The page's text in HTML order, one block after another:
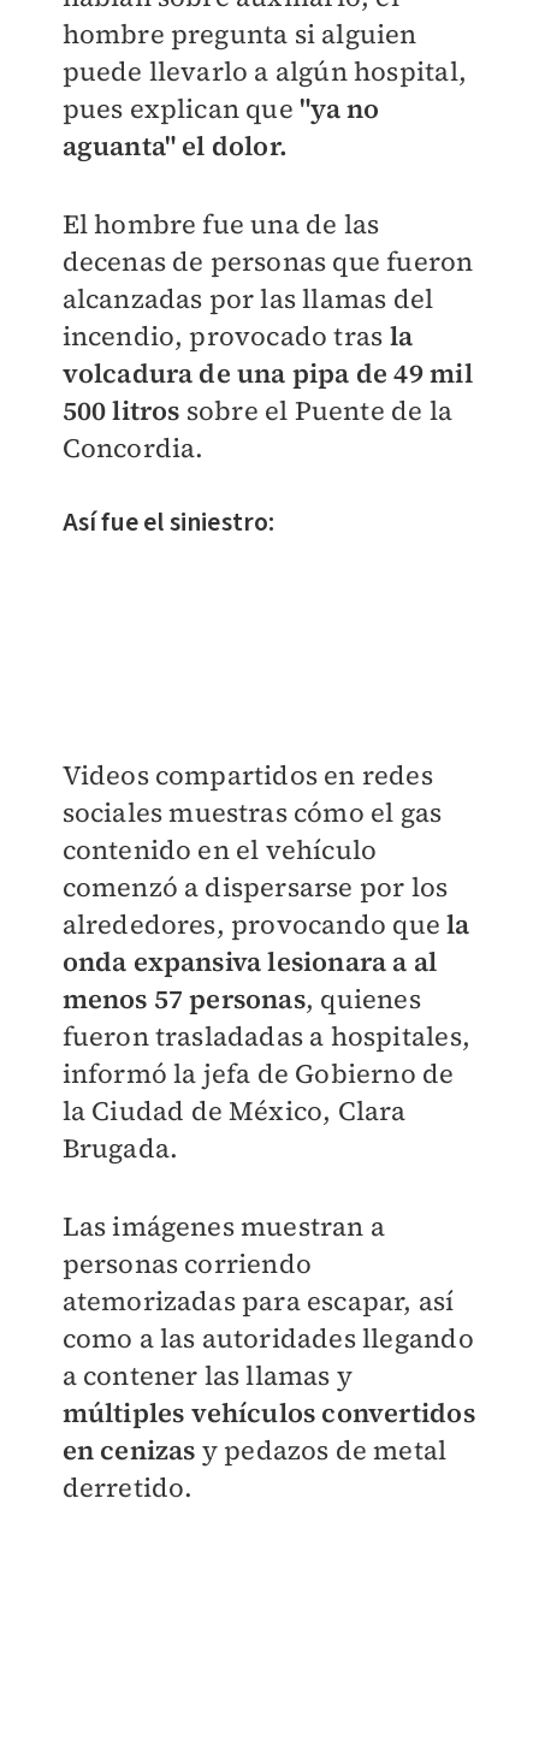
hombre pregunta si alguien
puede llevarlo a algún hospital,
pues explican que"ya no
aguanta" el dolor.
El hombre fue una de las
decenas de personas que fueron
alcanzadas por las llamas del
incendio, provocado tras la
volcadura de una pipa de 49 mil
500 litros sobre el Puente de la
Concordia.
Así fue el siniestro:
Videos compartidos en redes
sociales muestras cómo el gas
contenido en el vehículo
comenzó a dispersarse por los
alrededores, provocando quela
onda expansiva lesionara a al
menos 57 personas, quienes
fueron trasladadas a hospitales,
informó la jefa de Gobierno de
la Ciudad de México, Clara
Brugada.
Las imágenes muestran a
personas corriendo
atemorizadas para escapar, así
como a las autoridades llegando
a contener las llamas y
múltiples vehículos convertidos
en cenizas y pedazos de metal
derretido.